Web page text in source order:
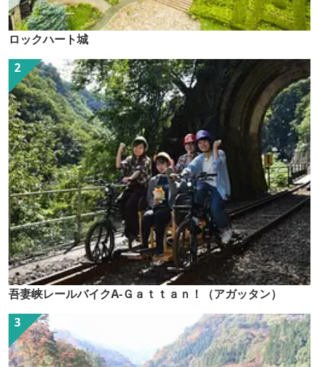
ロックハート城
吾妻峡レールバイクA-Ｇａｔｔａｎ！（アガッタン）